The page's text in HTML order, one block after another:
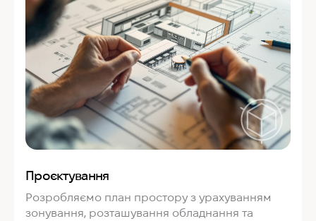
Проєктування
Розробляємо план простору з урахуванням
зонування, розташування обладнання та